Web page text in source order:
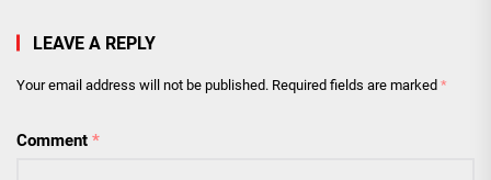
LEAVE A REPLY
Your email address will not be published. Required fields are marked *
Comment *